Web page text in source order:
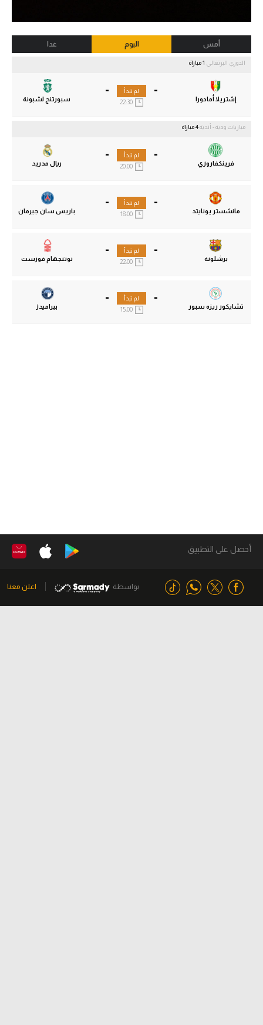
أمس اليوم غدا
الدوري البرتغالي
-
إشتريلا أمادورا
-
سبورتنج لشبونة
لم تبدأ
مباريات ودية - أندية
-
فرينكفاروزي
-
ريال مدريد
لم تبدأ
-
مانشستر يونايتد
-
باريس سان جيرمان
لم تبدأ
18:00
-
برشلونة
-
نوتنجهام فورست
لم تبدأ
-
تشايكور ريزه سبور
-
بيراميدز
لم تبدأ
15:00
أحصل على التطبيق
بواسطة اعلن معنا